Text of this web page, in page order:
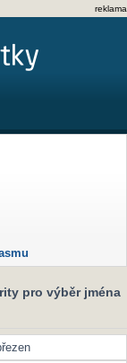
reklama
pro výběr jména